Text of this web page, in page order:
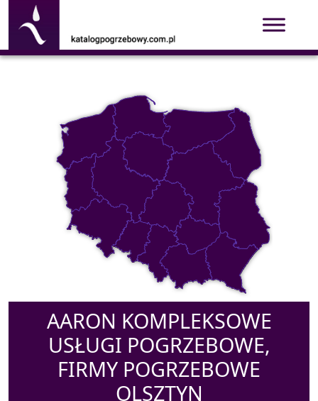
AARON KOMPLEKSOWE
USŁUGI POGRZEBOWE,
FIRMY POGRZEBOWE
OLSZTYN